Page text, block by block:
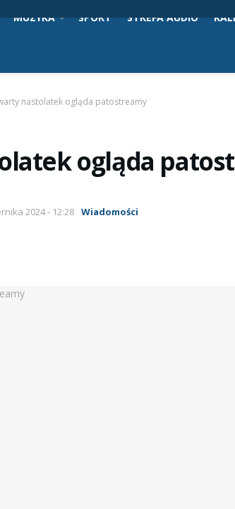
MUZYKA SPORT STREFA AUDIO
nastolatek ogląda patostreamy
ogląda
2024 - 12:28 Wiadomości